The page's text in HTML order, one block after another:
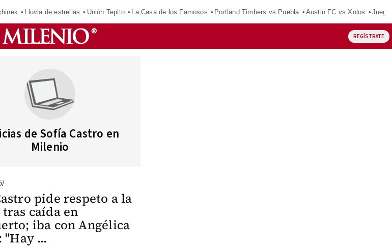
Lluvia de estrellas Unión Tepito La Casa de los Famosos Portland Timbers vs Puebla Austin FC vs Xolos
REGÍSTRATE
de Sofía Castro en
Milenio
pide respeto a la
caída en
iba con Angélica
"Hay ...